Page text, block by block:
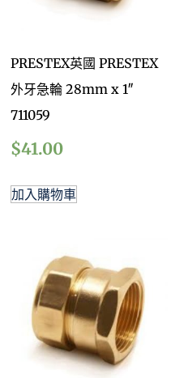
PRESTEX英國 PRESTEX
外牙急輪 28mm x 1″
711059
$41.00
加入購物車